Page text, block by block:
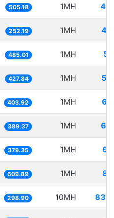
505.18 1MH
252.19 1MH
485.01 1MH
427.84 1MH
403.92 1MH
389.37 1MH
379.35 1MH
609.89 1MH
298.90 10MH